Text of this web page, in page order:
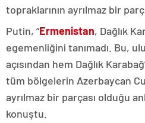
topraklarının ayrılmaz bir
Putin, “Ermenistan, Dağlık
egemenliğini tanımadı. Bu,
açısından hem Dağlık
tüm bölgelerin Azerbaycan
ayrılmaz bir parçası olduğu
konuştu.